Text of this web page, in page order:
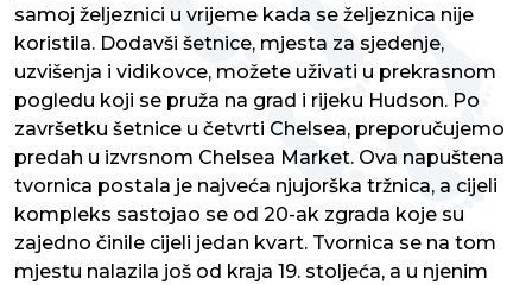
samoj željeznici u vrijeme kada se željeznica nije
koristila. Dodavši šetnice, mjesta za sjedenje,
uzvišenja i vidikovce, možete uživati u prekrasnom
pogledu koji se pruža na grad i rijeku Hudson. Po
završetku šetnice u četvrti Chelsea, preporučujemo
predah u izvrsnom Chelsea Market. Ova napuštena
tvornica postala je najveća njujorška tržnica, a cijeli
kompleks sastojao se od 20-ak zgrada koje su
zajedno činile cijeli jedan kvart. Tvornica se na tom
mjestu nalazila još od kraja 19. stoljeća, a u njenim